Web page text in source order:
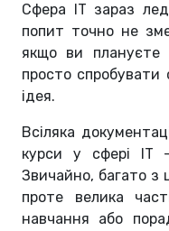
Сфера ІТ зараз
попит точно не
якщо ви
просто спробувати
ідея.
Всіляка
курси у сфері ІТ
Звичайно, багато з
проте велика
навчання або